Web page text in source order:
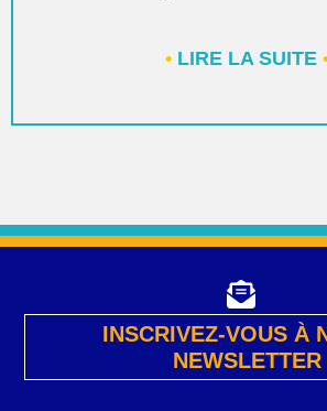
•LIRE LA SUITE
INSCRIVEZ-VOUS À
NEWSLETTER